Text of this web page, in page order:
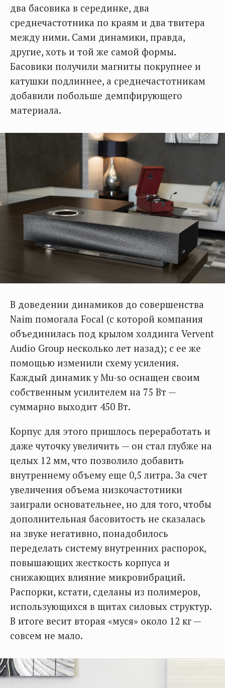
два басовика в серединке, два
среднечастотника по краям и два твитера
между ними. Сами динамики, правда,
другие, хоть и той же самой формы.
Басовики получили магниты покрупнее и
катушки подлиннее, а среднечастотникам
добавили побольше демпфирующего
материала.
В доведении динамиков до совершенства
Naim помогала Focal (с которой компания
объединилась под крылом холдинга Vervent
Audio Group несколько лет назад); с ее же
помощью изменили схему усиления.
Каждый динамик у Mu-so оснащен своим
собственным усилителем на 75 Вт —
суммарно выходит 450 Вт.
Корпус для этого пришлось переработать и
даже чуточку увеличить — он стал глубже на
целых 12 мм, что позволило добавить
внутреннему объему еще 0,5 литра. За счет
увеличения объема низкочастотники
заиграли основательнее, но для того, чтобы
дополнительная басовитость не сказалась
на звуке негативно, понадобилось
переделать систему внутренних распорок,
повышающих жесткость корпуса и
снижающих влияние микровибраций.
Распорки, кстати, сделаны из полимеров,
использующихся в щитах силовых структур.
В итоге весит вторая «муся» около 12 кг —
совсем не мало.